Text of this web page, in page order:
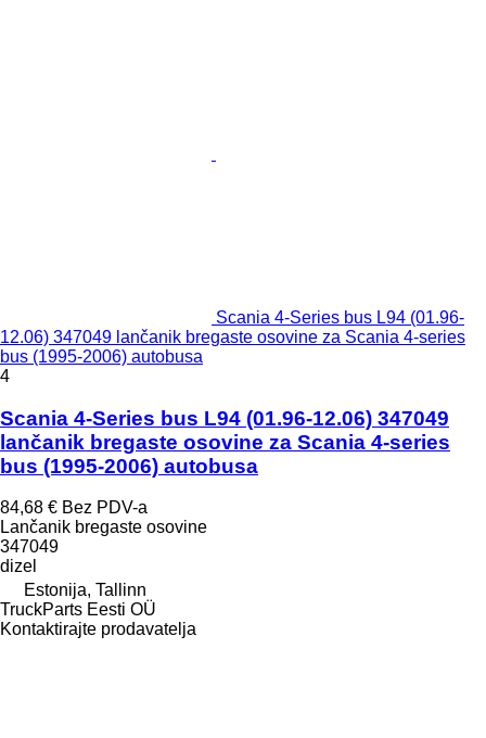
Scania 4-Series bus L94 (01.96-
12.06) 347049 lančanik bregaste osovine za Scania 4-series
bus (1995-2006) autobusa
4
Scania 4-Series bus L94 (01.96-12.06) 347049
lančanik bregaste osovine za Scania 4-series
bus (1995-2006) autobusa
84,68 € Bez PDV-a
Lančanik bregaste osovine
347049
dizel
Estonija, Tallinn
TruckParts Eesti OÜ
Kontaktirajte prodavatelja